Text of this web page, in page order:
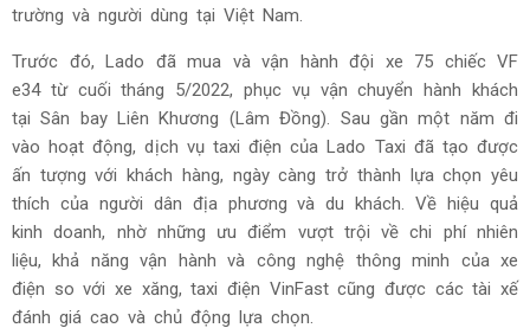
trường và người dùng tại Việt Nam.
Trước đó, Lado đã mua và vận hành đội xe 75 chiếc VF
e34 từ cuối tháng 5/2022, phục vụ vận chuyển hành khách
tại Sân bay Liên Khương (Lâm Đồng). Sau gần một năm đi
vào hoạt động, dịch vụ taxi điện của Lado Taxi đã tạo được
ấn tượng với khách hàng, ngày càng trở thành lựa chọn yêu
thích của người dân địa phương và du khách. Về hiệu quả
kinh doanh, nhờ những ưu điểm vượt trội về chi phí nhiên
liệu, khả năng vận hành và công nghệ thông minh của xe
điện so với xe xăng, taxi điện VinFast cũng được các tài xế
đánh giá cao và chủ động lựa chọn.